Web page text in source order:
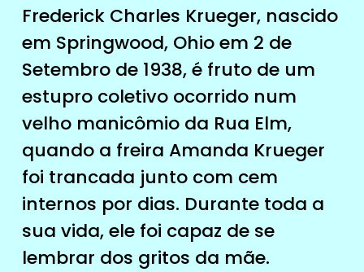
Frederick Charles Krueger, nascido
em Springwood, Ohio em 2 de
Setembro de 1938, é fruto de um
estupro coletivo ocorrido num
velho manicômio da Rua Elm,
quando a freira Amanda Krueger
foi trancada junto com cem
internos por dias. Durante toda a
sua vida, ele foi capaz de se
lembrar dos gritos da mãe.